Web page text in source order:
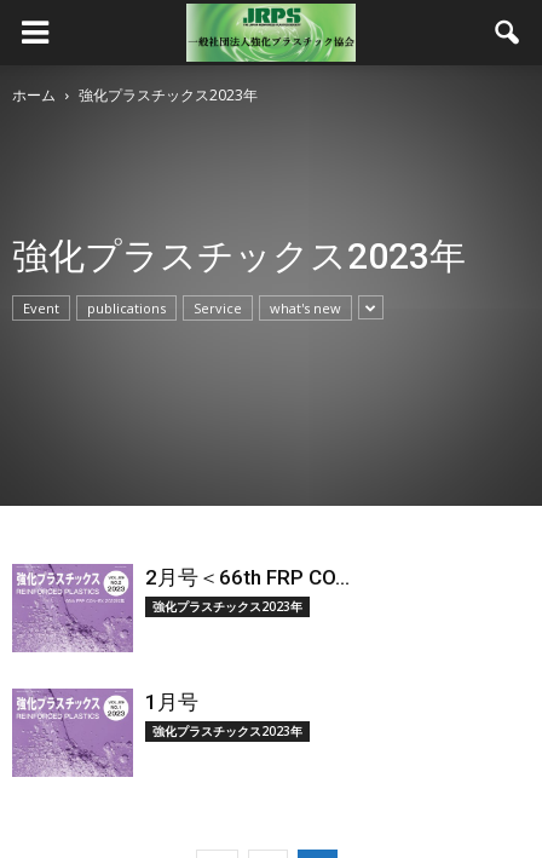
ホーム 強化プラスチックス2023年
強化プラスチックス2023年
Event publications Service what's new
2月号＜66th FRP CO...
強化プラスチックス2023年
1月号
強化プラスチックス2023年